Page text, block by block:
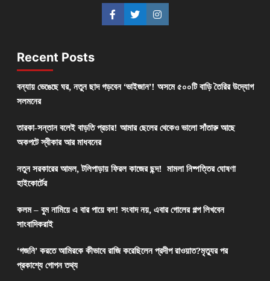
Recent Posts
বন্যায় ভেঙেছে ঘর, নতুন ছাদ গড়বেন ‘ভাইজান’! অসমে ৫০০টি বাড়ি তৈরির উদ্যোগ
সলমনের
তারকা-সন্তান বলেই বাড়তি প্রচার! আমার ছেলের থেকেও ভালো সাঁতারু আছে
অকপটে স্বীকার আর মাধবনের
নতুন সরকারের আমল, টলিপাড়ায় ফিরল কাজের ছন্দ! মামলা নিষ্পত্তির ঘোষণা
হাইকোর্টের
কলম – বুম নামিয়ে এ বার পায়ে বল! সংবাদ নয়, এবার গোলের গল্প লিখবেন
সাংবাদিকরাই
‘গজনি’ করতে আমিরকে কীভাবে রাজি করেছিলেন প্রদীপ রাওয়াত?মৃত্যুর পর
প্রকাশ্যে গোপন তথ্য